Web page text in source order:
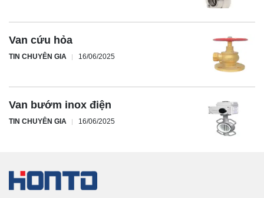
Van cứu hỏa
TIN CHUYÊN GIA 16/06/2025
Van bướm inox điện
TIN CHUYÊN GIA 16/06/2025